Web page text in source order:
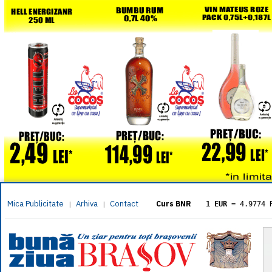
Mica Publicitate | Arhiva | Contact Curs BNR 1 EUR = 4.9774
= 5.8304
1 XAU= 464.4611
1 AED= 1.1933
1 AUD= 2.7957
1 BGN= 2.5449